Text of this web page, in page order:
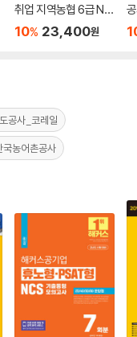
취업 지역농협 6급 NC
S 실전모의고사 6회
10% 23,400원
공사_코레일
농어촌공사